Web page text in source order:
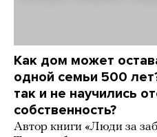
Как дом может
одной семьи 500
так и не научились
собственность?
Автор книги «Люди за